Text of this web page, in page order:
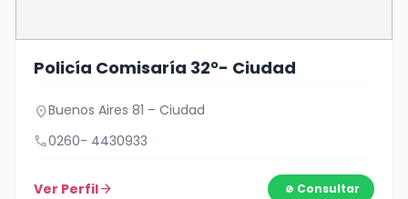
Policía Comisaría 32°- Ciudad
location_onBuenos Aires 81 – Ciudad
call0260- 4430933
Ver Perfilarrow_forward Consultar